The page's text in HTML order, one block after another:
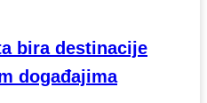
bira destinacije
događajima